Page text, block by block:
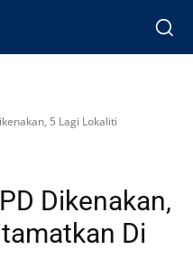
5 Lagi Lokaliti
Dikenakan,
Di